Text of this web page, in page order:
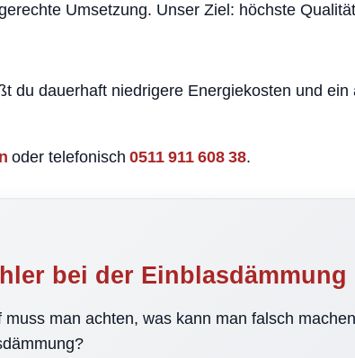
Umsetzung. Unser Ziel: höchste
du dauerhaft niedrigere Energiekosten und ein
oder telefonisch 0511 911 608 38.
bei der Einblasdämmung
muss man achten, was kann man falsch